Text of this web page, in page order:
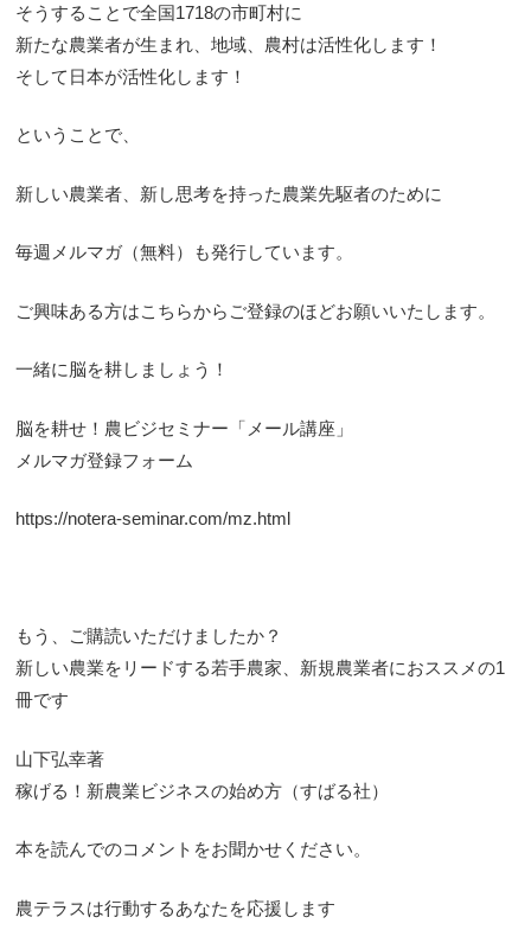
そうすることで全国1718の市町村に
新たな農業者が生まれ、地域、農村は活性化します！
そして日本が活性化します！
ということで、
新しい農業者、新し思考を持った農業先駆者のために
毎週メルマガ（無料）も発行しています。
ご興味ある方はこちらからご登録のほどお願いいたします。
一緒に脳を耕しましょう！
脳を耕せ！農ビジセミナー「メール講座」
メルマガ登録フォーム
https://notera-seminar.com/mz.html
もう、ご購読いただけましたか？
新しい農業をリードする若手農家、新規農業者におススメの1
冊です
山下弘幸著
稼げる！新農業ビジネスの始め方（すばる社）
本を読んでのコメントをお聞かせください。
農テラスは行動するあなたを応援します